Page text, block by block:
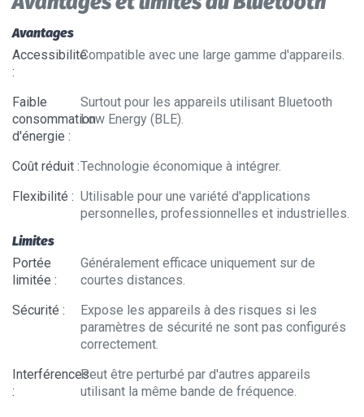
Avantages
Accessibilité
:
Compatible avec une large gamme d'appareils.
Faible
consommation
d'énergie :
Surtout pour les appareils utilisant Bluetooth
Low Energy (BLE).
Coût réduit :Technologie économique à intégrer.
Flexibilité : Utilisable pour une variété d'applications
personnelles, professionnelles et industrielles.
Limites
Portée
limitée :
Généralement efficace uniquement sur de
courtes distances.
Sécurité :
Expose les appareils à des risques si les
paramètres de sécurité ne sont pas configurés
correctement.
Interférences
:
Peut être perturbé par d'autres appareils
utilisant la même bande de fréquence.